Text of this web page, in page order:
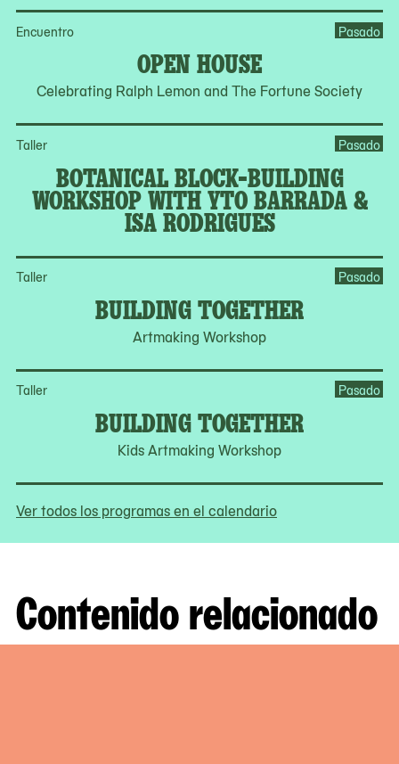
Encuentro
OPEN HOUSE
Celebrating Ralph Lemon and The Fortune Society
Pasado
Taller
BOTANICAL BLOCK-BUILDING
WORKSHOP WITH YTO BARRADA &
ISA RODRIGUES
Pasado
Taller
BUILDING TOGETHER
Artmaking Workshop
Pasado
Taller
BUILDING TOGETHER
Kids Artmaking Workshop
Pasado
Ver todos los programas en el calendario
Contenido relacionado